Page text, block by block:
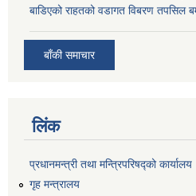
बाडिएको राहतको वडागत विबरण तपसिल
बाँकी समाचार
लिंक
प्रधानमन्त्री तथा मन्त्रिपरिषद्को कार्यालय
गृह मन्त्रालय